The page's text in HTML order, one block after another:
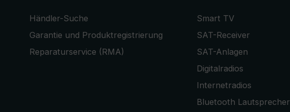
Händler-Suche
Garantie und Produktregistrierung
Reparaturservice (RMA)
Smart TV
SAT-Receiver
SAT-Anlagen
Digitalradios
Internetradios
Bluetooth Lautsprecher